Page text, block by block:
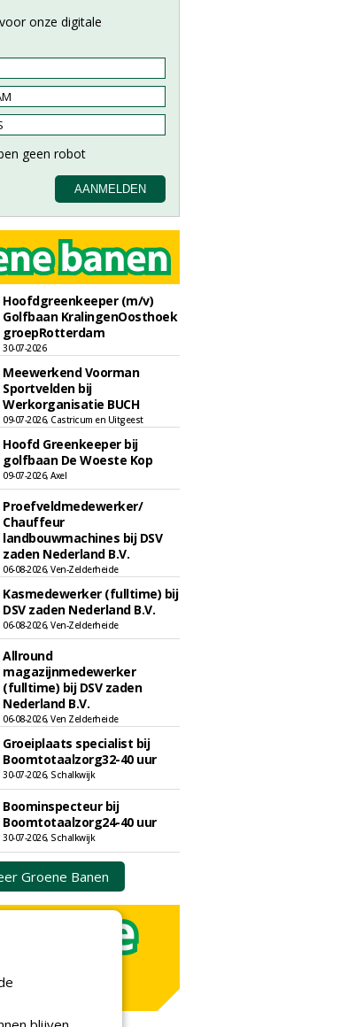
onze digitale
Hoofdgreenkeeper (m/v)
Golfbaan KralingenOosthoek
groepRotterdam
30-07-2026
Meewerkend Voorman
Sportvelden bij
Werkorganisatie BUCH
09-07-2026, Castricum en Uitgeest
Hoofd Greenkeeper bij
golfbaan De Woeste Kop
09-07-2026, Axel
Proefveldmedewerker/
Chauffeur
landbouwmachines bij DSV
zaden Nederland B.V.
06-08-2026, Ven-Zelderheide
Kasmedewerker (fulltime) bij
DSV zaden Nederland B.V.
06-08-2026, Ven-Zelderheide
Allround
magazijnmedewerker
(fulltime) bij DSV zaden
Nederland B.V.
06-08-2026, Ven Zelderheide
Groeiplaats specialist bij
Boomtotaalzorg32-40 uur
30-07-2026, Schalkwijk
Boominspecteur bij
Boomtotaalzorg24-40 uur
30-07-2026, Schalkwijk
Groene Banen